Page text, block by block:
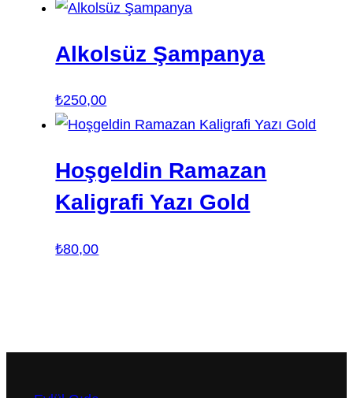
Alkolsüz Şampanya
₺250,00
Hoşgeldin Ramazan
Kaligrafi Yazı Gold
₺80,00